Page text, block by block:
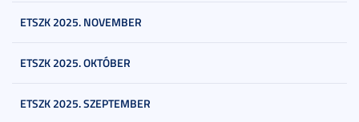
ETSZK 2025. NOVEMBER
ETSZK 2025. OKTÓBER
ETSZK 2025. SZEPTEMBER